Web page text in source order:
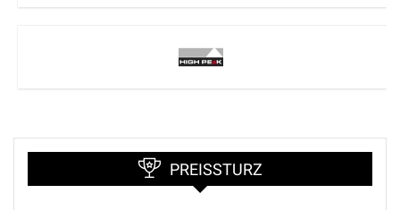
PREISSTURZ